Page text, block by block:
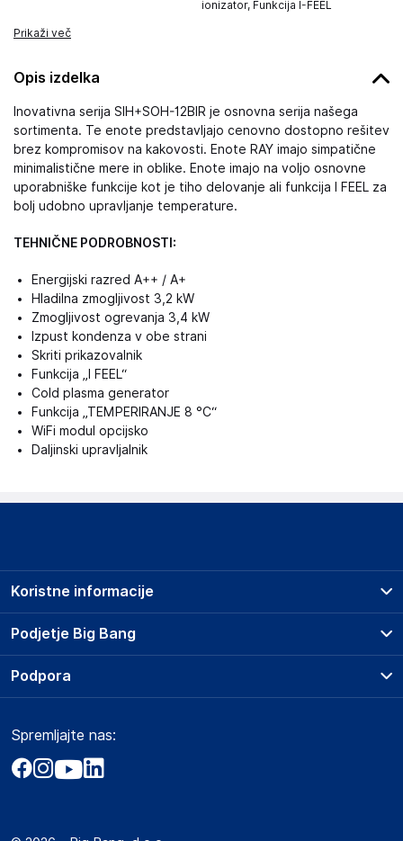
ionizator, Funkcija I-FEEL
Prikaži več
Opis izdelka
Inovativna serija SIH+SOH-12BIR je osnovna serija našega
sortimenta. Te enote predstavljajo cenovno dostopno rešitev
brez kompromisov na kakovosti. Enote RAY imajo simpatične
minimalistične mere in oblike. Enote imajo na voljo osnovne
uporabniške funkcije kot je tiho delovanje ali funkcija I FEEL za
bolj udobno upravljanje temperature.
TEHNIČNE PODROBNOSTI:
Energijski razred A++ / A+
Hladilna zmogljivost 3,2 kW
Zmogljivost ogrevanja 3,4 kW
Izpust kondenza v obe strani
Skriti prikazovalnik
Funkcija „I FEEL“
Cold plasma generator
Funkcija „TEMPERIRANJE 8 °C“
WiFi modul opcijsko
Daljinski upravljalnik
Podjetje Big Bang
O podjetju
Obvestila za javnost
Akt o digitalnih storitvah
Koristne informacije
Prodajna mesta
Storitve
Dostava, vnos in odvoz
Zavarovanje izdelkov
Podpora
Marketplace
Kako oddati naročilo?
Spremljajte nas: